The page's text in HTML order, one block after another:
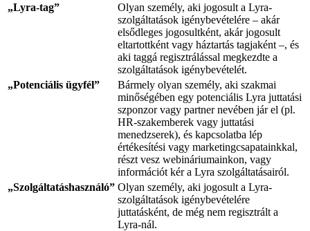
„Lyra-tag”
Olyan személy, aki jogosult a Lyra-
szolgáltatások igénybevételére – akár
elsődleges jogosultként, akár jogosult
eltartottként vagy háztartás tagjaként –, és
aki taggá regisztrálással megkezdte a
szolgáltatások igénybevételét.
„Potenciális ügyfél”
Bármely olyan személy, aki szakmai
minőségében egy potenciális Lyra juttatási
szponzor vagy partner nevében jár el (pl.
HR-szakemberek vagy juttatási
menedzserek), és kapcsolatba lép
értékesítési vagy marketingcsapatainkkal,
részt vesz webináriumainkon, vagy
információt kér a Lyra szolgáltatásairól.
„Szolgáltatáshasználó” Olyan személy, aki jogosult a Lyra-
szolgáltatások igénybevételére
juttatásként, de még nem regisztrált a
Lyra-nál.